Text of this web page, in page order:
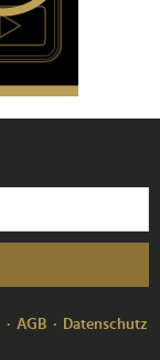
AGB
Datenschutz